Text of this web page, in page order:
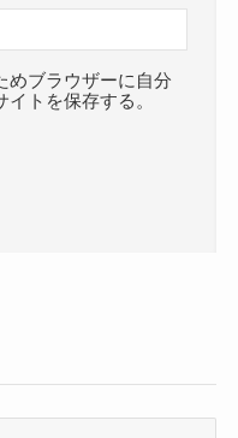
めブラウザーに自分
トを保存する。